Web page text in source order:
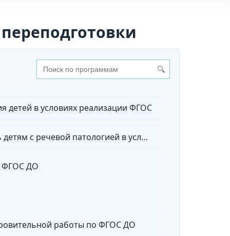
🔍
детей в условиях реализации ФГОС
Воспитатель логопедической группы. Педагогическая и коррекционно-развивающая помощь детям с речевой патологией в условиях реализации ФГОС ДО
ФГОС ДО
работы по ФГОС ДО